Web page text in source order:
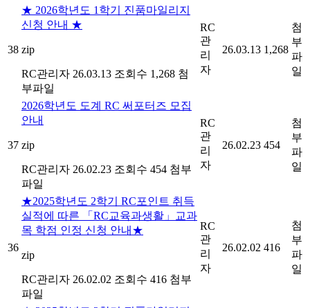
38
★ 2026학년도 1학기 진품마일리지
신청 안내 ★
zip
RC관리자 26.03.13 조회수 1,268 첨
부파일
RC
관
리
자
26.03.13 1,268
첨
부
파
일
37
2026학년도 도계 RC 써포터즈 모집
안내
zip
RC관리자 26.02.23 조회수 454 첨부
파일
RC
관
리
자
26.02.23 454
첨
부
파
일
36
★2025학년도 2학기 RC포인트 취득
실적에 따른 「RC교육과생활」교과
목 학점 인정 신청 안내★
zip
RC관리자 26.02.02 조회수 416 첨부
파일
RC
관
리
자
26.02.02 416
첨
부
파
일